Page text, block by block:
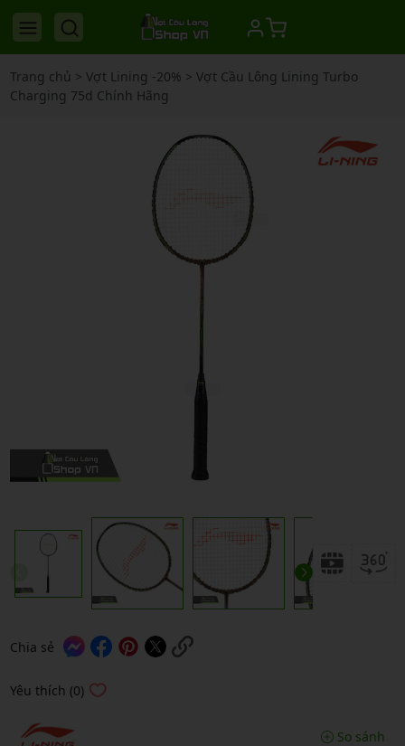
Trang chủ > Vợt Lining -20% > Vợt Cầu Lông Lining Turbo
Charging 75d Chính Hãng
Chia sẻ
Yêu thích (0)
So sánh